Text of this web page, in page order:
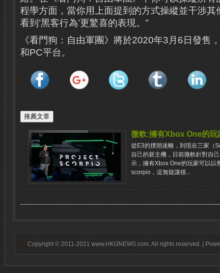
程學方面，當你用上面提到的方式操縱並干涉其
看到’黑客行為’更驚喜的表現。”
《看門狗：自由軍團》將於2020年3月6日發售
和PC平台。
微軟:擁有Xbox One的玩
從E3的撲朔迷離，到現在三家（
自己的新主機，日前微軟針對自
示，擁有Xbox One的玩家可以以
scorpio，這無疑讓很...
Copyright © 2011-2021 www.HKGNEWS.com. All rights reserved. |